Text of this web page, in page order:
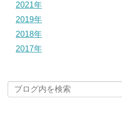
2021年
2019年
2018年
2017年